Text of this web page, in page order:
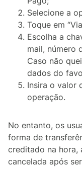
Selecione a
Toque em
Escolha a
mail, número
Caso não
dados do
Insira o valor
operação.
No entanto, os
forma de
creditado na hora,
cancelada após